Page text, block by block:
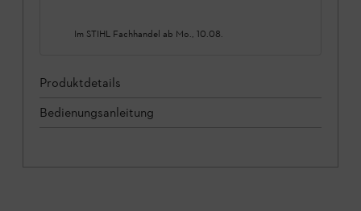
Im STIHL Fachhandel ab Mo., 10.08.
Produktdetails
Bedienungsanleitung